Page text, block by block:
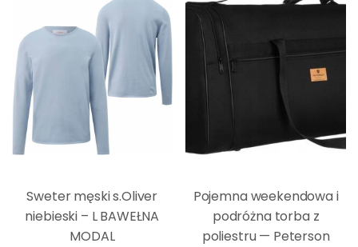
Sweter męski s.Oliver
niebieski – L BAWEŁNA
MODAL
Pojemna weekendowa i
podróżna torba z
poliestru — Peterson